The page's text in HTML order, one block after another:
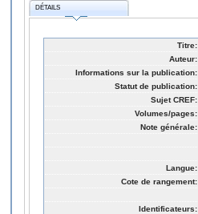
DÉTAILS
Titre:
Auteur:
Informations sur la publication:
Statut de publication:
Sujet CREF:
Volumes/pages:
Note générale:
Langue:
Cote de rangement:
Identificateurs: